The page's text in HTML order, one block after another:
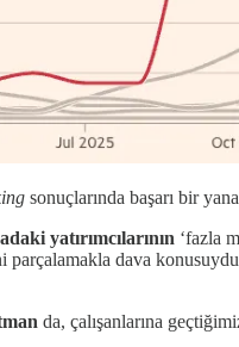
sonuçlarında başarı bir
yatırımcılarının ‘fazla
dava
da, çalışanlarına